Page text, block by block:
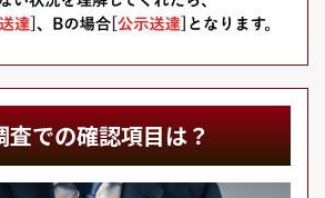
査での確認項目は？